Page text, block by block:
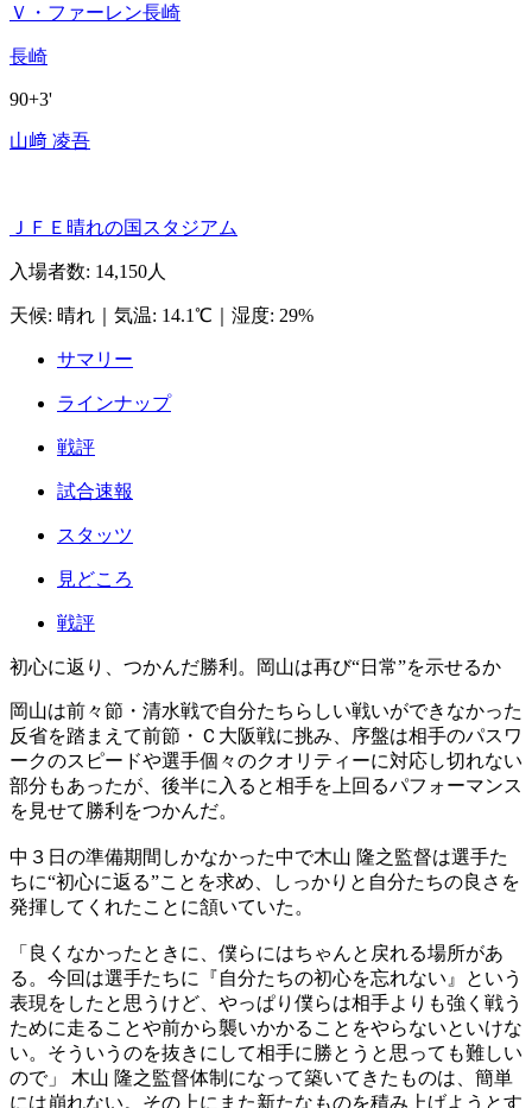
Ｖ・ファーレン長崎
長崎
90+3'
山﨑 凌吾
ＪＦＥ晴れの国スタジアム
入場者数: 14,150人
天候: 晴れ 気温: 14.1℃ 湿度: 29%
サマリー
ラインナップ
戦評
試合速報
スタッツ
見どころ
戦評
初心に返り、つかんだ勝利。岡山は再び“日常”を示せるか
岡山は前々節・清水戦で自分たちらしい戦いができなかった
反省を踏まえて前節・Ｃ大阪戦に挑み、序盤は相手のパスワ
ークのスピードや選手個々のクオリティーに対応し切れない
部分もあったが、後半に入ると相手を上回るパフォーマンス
を見せて勝利をつかんだ。
中３日の準備期間しかなかった中で木山 隆之監督は選手た
ちに“初心に返る”ことを求め、しっかりと自分たちの良さを
発揮してくれたことに頷いていた。
「良くなかったときに、僕らにはちゃんと戻れる場所があ
る。今回は選手たちに『自分たちの初心を忘れない』という
表現をしたと思うけど、やっぱり僕らは相手よりも強く戦う
ために走ることや前から襲いかかることをやらないといけな
い。そういうのを抜きにして相手に勝とうと思っても難しい
ので」 木山 隆之監督体制になって築いてきたものは、簡単
には崩れない。その上にまた新たなものを積み上げようとす